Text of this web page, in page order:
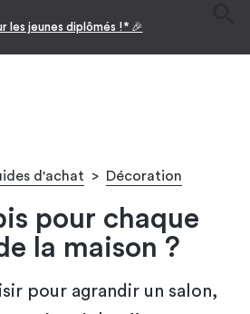
les jeunes diplômés !* 🎉
d'achat > Décoration
pour chaque
la maison ?
pour agrandir un salon,